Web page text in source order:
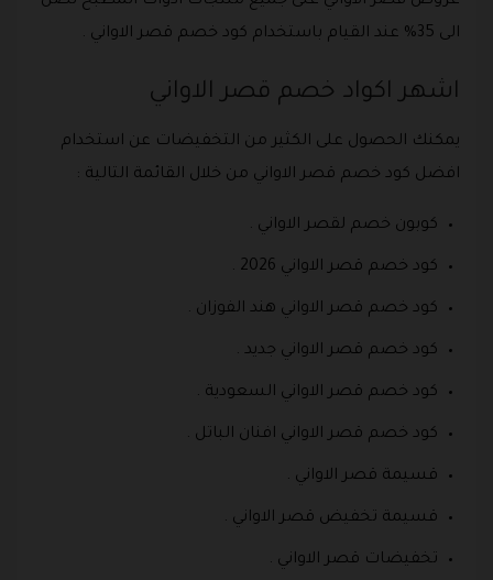
الى 35% عند القيام باستخدام كود خصم قصر الاواني .
اشهر اكواد خصم قصر الاواني
يمكنك الحصول على الكثير من التخفيضات عن استخدام
افضل كود خصم قصر الاواني من خلال القائمة التالية :
كوبون خصم لقصر الاواني .
كود خصم قصر الاواني 2026 .
كود خصم قصر الاواني هند الفوزان .
كود خصم قصر الاواني جديد .
كود خصم قصر الاواني السعودية .
كود خصم قصر الاواني افنان الباتل .
قسيمة قصر الاواني .
قسيمة تخفيض قصر الاواني .
تخفيضات قصر الاواني .